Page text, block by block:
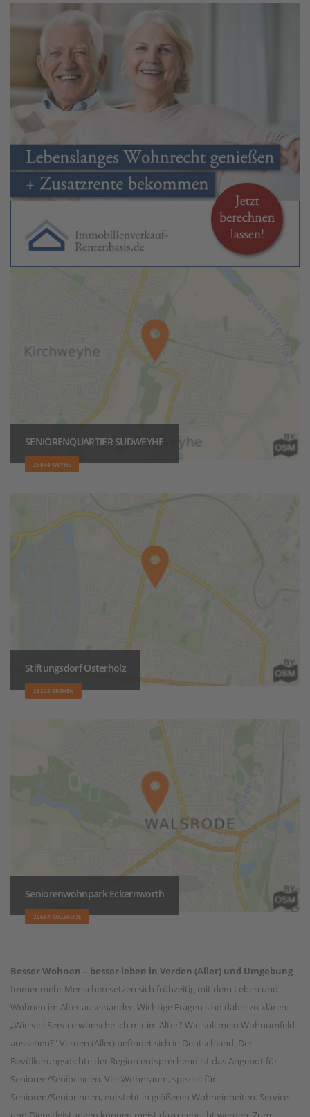
SENIORENQUARTIER SUDWEYHE
28844 WEYHE
Stiftungsdorf Osterholz
28325 BREMEN
Seniorenwohnpark Eckernworth
29664 WALSRODE
Besser Wohnen – besser leben in Verden (Aller) und Umgebung
Immer mehr Menschen setzen sich frühzeitig mit dem Leben und
Wohnen im Alter auseinander. Wichtige Fragen sind dabei zu klären:
„Wie viel Service wünsche ich mir im Alter? Wie soll mein Wohnumfeld
aussehen?“ Verden (Aller) befindet sich in Deutschland. Der
Bevölkerungsdichte der Region entsprechend ist das Angebot für
Senioren/Seniorinnen. Viel Wohnraum, speziell für
Senioren/Seniorinnen, entsteht in größeren Wohneinheiten. Service